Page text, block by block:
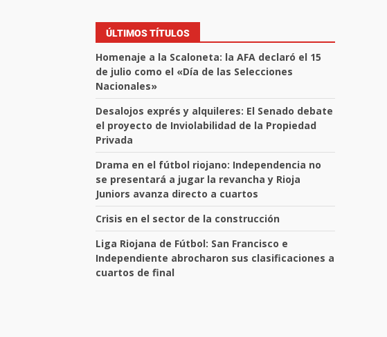
ÚLTIMOS TÍTULOS
Homenaje a la Scaloneta: la AFA declaró el 15
de julio como el «Día de las Selecciones
Nacionales»
Desalojos exprés y alquileres: El Senado debate
el proyecto de Inviolabilidad de la Propiedad
Privada
Drama en el fútbol riojano: Independencia no
se presentará a jugar la revancha y Rioja
Juniors avanza directo a cuartos
Crisis en el sector de la construcción
Liga Riojana de Fútbol: San Francisco e
Independiente abrocharon sus clasificaciones a
cuartos de final